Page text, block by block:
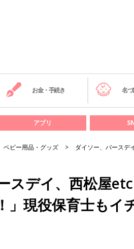
お金・手続き 名
アプリ
ベビー用品・グッズ ダイソー、バースデ
スデイ、西松屋
」現役保育士もイ